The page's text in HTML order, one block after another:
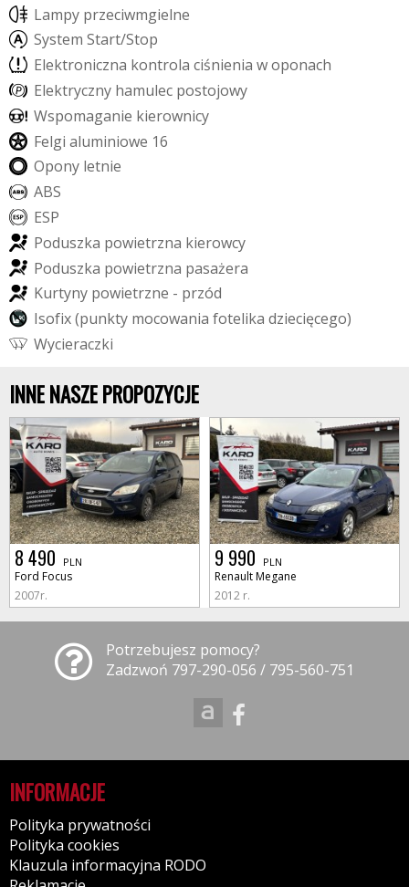
Lampy przeciwmgielne
System Start/Stop
Elektroniczna kontrola ciśnienia woponach
Elektryczny hamulec postojowy
Wspomaganie kierownicy
Felgi aluminiowe 16
Opony letnie
ABS
ESP
Poduszka powietrzna kierowcy
Poduszka powietrzna pasażera
Kurtyny powietrzne - przód
Isofix(punkty mocowania fotelika dziecięcego)
Wycieraczki
INNE NASZE PROPOZYCJE
8 490 PLN
Ford Focus
2007r.
9 990 PLN
Renault Megane
2012 r.
Potrzebujesz pomocy?
Zadzwoń 797-290-056 / 795-560-751
INFORMACJE
Polityka prywatności
Polityka cookies
Klauzula informacyjna RODO